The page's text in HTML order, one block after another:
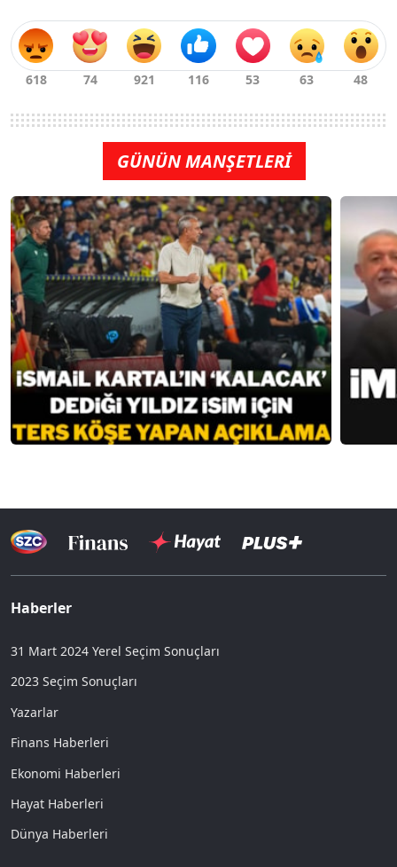
GÜNÜN MANŞETLERİ
Haberler
31 Mart 2024 Yerel Seçim Sonuçları
2023 Seçim Sonuçları
Yazarlar
Finans Haberleri
Ekonomi Haberleri
Hayat Haberleri
Dünya Haberleri